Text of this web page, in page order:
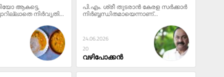
ആകട്ടെ,
നിർവൃതി...
പി.എം. ശ്രീ തുടരാൻ കേരള സർക്കാർ
നിർബ്ബന്ധിതമായെന്നാണ്...
24.06.2026
20
വഴിപോക്കൻ